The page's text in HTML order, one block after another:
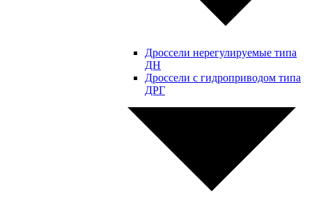
Дроссели нерегулируемые типа
ДН
Дроссели с гидроприводом типа
ДРГ